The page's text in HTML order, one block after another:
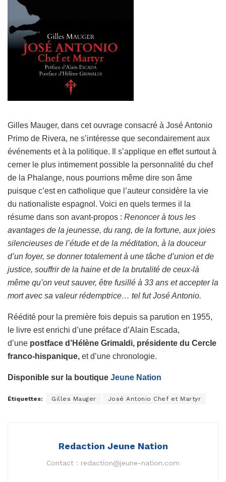
Gilles Mauger, dans cet ouvrage consacré à José Antonio
Primo de Rivera, ne s’intéresse que secondairement aux
événements et à la politique. Il s’applique en effet surtout à
cerner le plus intimement possible la personnalité du chef
de la Phalange, nous pourrions même dire son âme
puisque c’est en catholique que l’auteur considère la vie
du nationaliste espagnol. Voici en quels termes il la
résume dans son avant-propos : Renoncer à tous les
avantages de la jeunesse, du rang, de la fortune, aux joies
silencieuses de l’étude et de la méditation, à la douceur
d’un foyer, se donner totalement à une tâche d’union et de
justice, souffrir de la haine et de la brutalité de ceux-là
même qu’on veut sauver, être fusillé à 33 ans et accepter la
mort avec sa valeur rédemptrice… tel fut José Antonio.
Réédité pour la première fois depuis sa parution en 1955,
le livre est enrichi d’une préface d’Alain Escada,
d’une postface d’Hélène Grimaldi, présidente du Cercle
franco-hispanique, et d’une chronologie.
Disponible sur la boutique Jeune Nation
Étiquettes: Gilles Mauger José Antonio Chef et Martyr
Redaction Jeune Nation
Contact : redaction@jeune-nation.com